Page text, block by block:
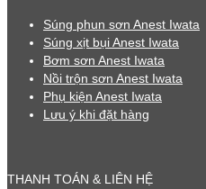
Súng phun sơn Anest Iwata
Súng xịt bụi Anest Iwata
Bơm sơn Anest Iwata
Nồi trộn sơn Anest Iwata
Phụ kiện Anest Iwata
Lưu ý khi đặt hàng
THANH TOÁN & LIÊN HỆ